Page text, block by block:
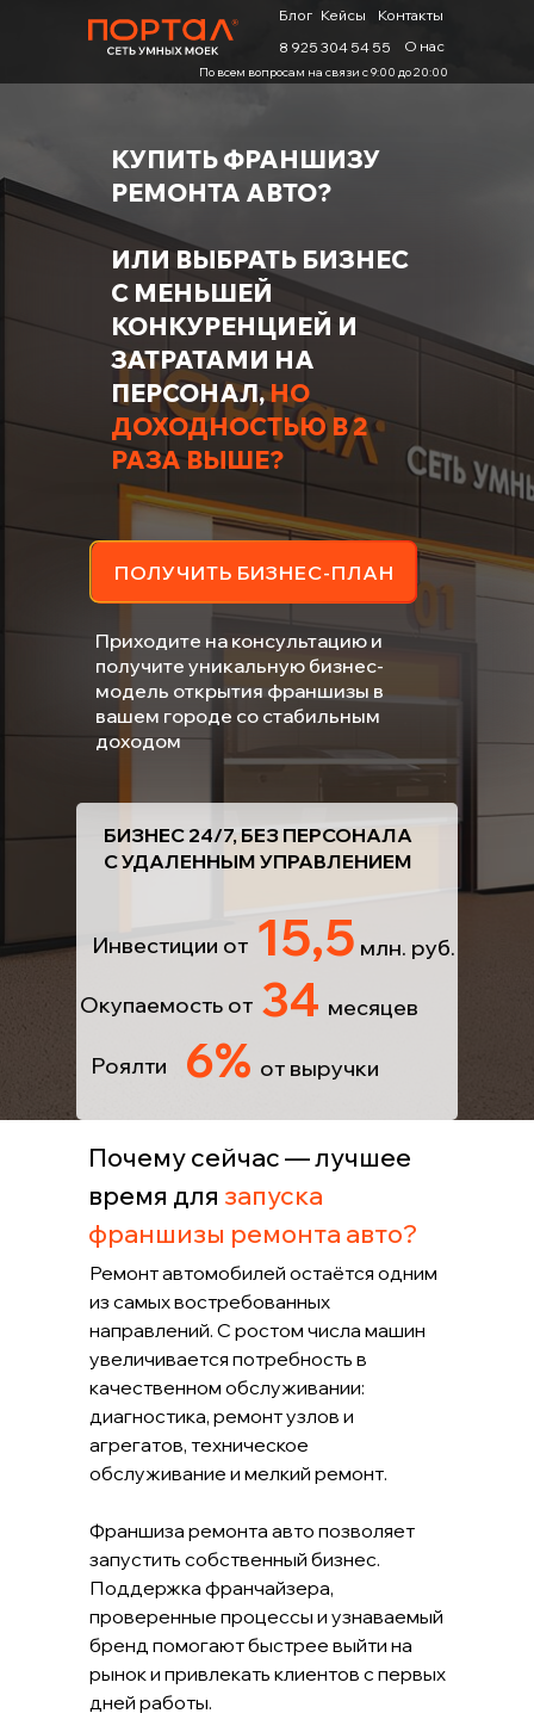
8 925 304 54 55 О нас
Контакты
Блог Кейсы
По всем вопросам на связи с 9:00 до 20:00
Окупаемость от месяцев
34
млн. руб.
15,5
Инвестиции от
Роялти от выручки
6%
КУПИТЬ ФРАНШИЗУ
РЕМОНТА АВТО?
ИЛИ ВЫБРАТЬ БИЗНЕС
С МЕНЬШЕЙ
КОНКУРЕНЦИЕЙ И
ЗАТРАТАМИ НА
ПЕРСОНАЛ,НО
ДОХОДНОСТЬЮ В 2
РАЗА ВЫШЕ?
Приходите на консультацию и
получите уникальную бизнес-
модель открытия франшизы в
вашем городе со стабильным
доходом
ПОЛУЧИТЬ БИЗНЕС-ПЛАН
БИЗНЕС 24/7, БЕЗ ПЕРСОНАЛА
С УДАЛЕННЫМ УПРАВЛЕНИЕМ
Почему сейчас — лучшее
время для запуска
франшизы ремонта авто?
Ремонт автомобилей остаётся одним
из самых востребованных
направлений. С ростом числа машин
увеличивается потребность в
качественном обслуживании:
диагностика, ремонт узлов и
агрегатов, техническое
обслуживание и мелкий ремонт.
Франшиза ремонта авто позволяет
запустить собственный бизнес.
Поддержка франчайзера,
проверенные процессы и узнаваемый
бренд помогают быстрее выйти на
рынок и привлекать клиентов с первых
дней работы.